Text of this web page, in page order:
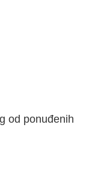
od ponuđenih